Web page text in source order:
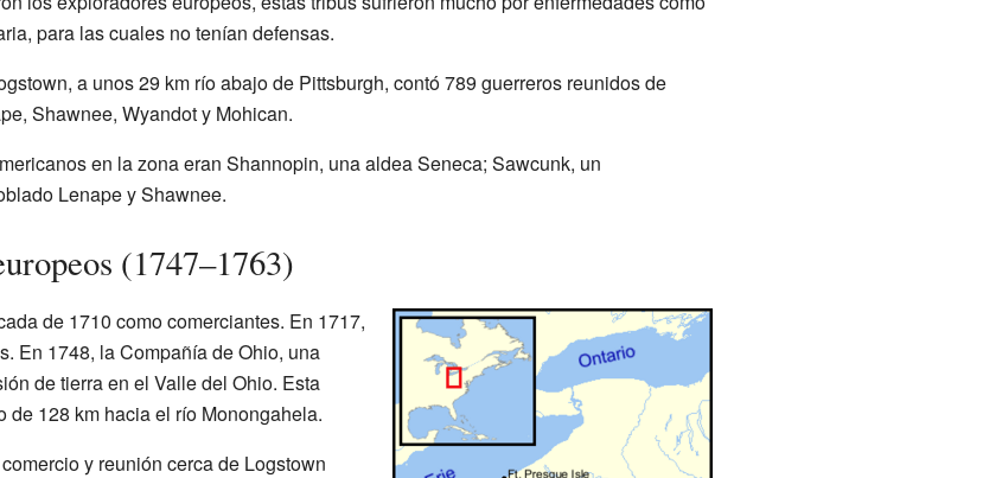
para las cuales no tenían defensas.
a unos 29 km río abajo de Pittsburgh, contó 789 guerreros reunidos de
Shawnee, Wyandot y Mohican.
en la zona eran Shannopin, una aldea Seneca; Sawcunk, un
Lenape y Shawnee.
(1747–1763)
de 1710 como comerciantes. En 1717,
En 1748, la Compañía de Ohio, una
de tierra en el Valle del Ohio. Esta
128 km hacia el río Monongahela.
y reunión cerca de Logstown